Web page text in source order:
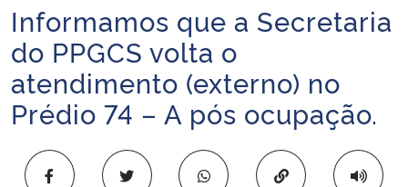
Ministério da Infraestrutura
Ministério da Agricultura, Pecuária e Abastecimento
Ministério da Educação
Ministério da Cidadania
Início do conteúdo
Informamos que a Secretaria
do PPGCS volta o
atendimento (externo) no
Prédio 74 – A pós ocupação.
Copiar para área